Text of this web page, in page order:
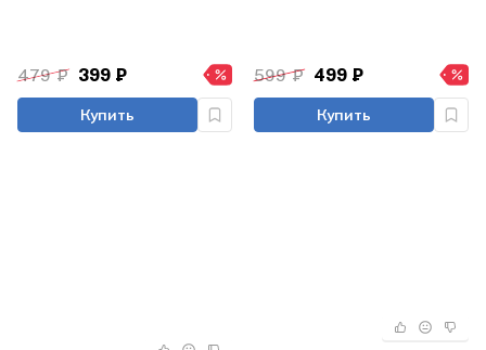
479 ₽ 399 ₽
Купить
599 ₽ 499 ₽
Купить